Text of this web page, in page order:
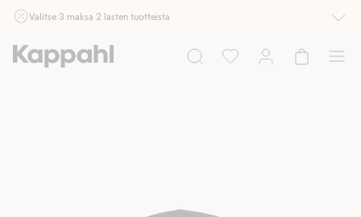
Valitse 3 maksa 2 lasten tuotteista
myymälässä ja verkossa. Ei voi yhdistää muihin alennuksiin tai tarjouksiin.